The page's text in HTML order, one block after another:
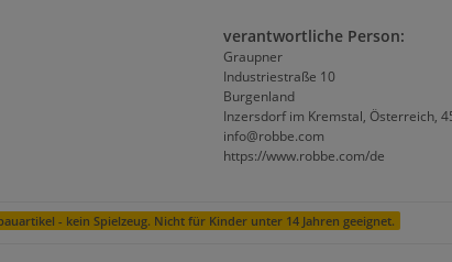
verantwortliche Person:
Graupner
Industriestraße 10
Burgenland
Inzersdorf im Kremstal, Österreich,
info@robbe.com
https://www.robbe.com/de
- kein Spielzeug. Nicht für Kinder unter 14 Jahren geeignet.